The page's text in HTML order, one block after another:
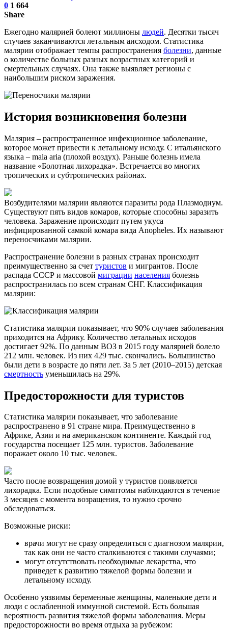
0 1 664
Share
Ежегодно малярией болеют миллионы людей. Десятки тысяч
случаев заканчиваются летальным аисходом. Статистика
малярии отображает темпы распространения болезни, данные
о количестве больных разных возрастных категорий и
смертельных случаях. Она также выявляет регионы с
наибольшим риском заражения.
История возникновения болезни
Малярия – распространенное инфекционное заболевание,
которое может привести к летальному исходу. С итальянского
языка – mala aria (плохой воздух). Раньше болезнь имела
название «Болотная лихорадка». Встречается во многих
тропических и субтропических районах.
Возбудителями малярии являются паразиты рода Плазмодиум.
Существуют пять видов комаров, которые способны заразить
человека. Заражение происходит путем укуса
инфицированной самкой комара вида Anopheles. Их называют
переносчиками малярии.
Распространение болезни в разных странах происходит
преимущественно за счет туристов и мигрантов. После
распада СССР и массовой миграции населения болезнь
распространилась по всем странам СНГ. Классификация
малярии:
Статистика малярии показывает, что 90% случаев заболевания
приходится на Африку. Количество летальных исходов
достигает 92%. По данным ВОЗ в 2015 году малярией болело
212 млн. человек. Из них 429 тыс. скончались. Большинство
были дети в возрасте до пяти лет. За 5 лет (2010–2015) детская
смертность уменьшилась на 29%.
Предосторожности для туристов
Статистика малярии показывает, что заболевание
распространено в 91 стране мира. Преимущественно в
Африке, Азии и на американском континенте. Каждый год
государства посещает 125 млн. туристов. Заболевание
поражает около 10 тыс. человек.
Часто после возвращения домой у туристов появляется
лихорадка. Если подобные симптомы наблюдаются в течение
3 месяцев с момента возращения, то нужно срочно
обследоваться.
Возможные риски:
врачи могут не сразу определиться с диагнозом малярии,
так как они не часто сталкиваются с такими случаями;
могут отсутствовать необходимые лекарства, что
приведет к развитию тяжелой формы болезни и
летальному исходу.
Особенно уязвимы беременные женщины, маленькие дети и
люди с ослабленной иммунной системой. Есть большая
вероятность развития тяжелой формы заболевания. Меры
предосторожности во время отдыха за рубежом: